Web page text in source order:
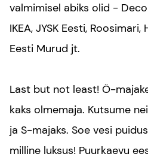
valmimisel abiks olid -
IKEA, JYSK Eesti, Roosimari,
Eesti Murud jt.
Last but not least! Ö-
kaks olmemaja. Kutsume
ja S-majaks. Soe vesi
milline luksus! Puurkaevu